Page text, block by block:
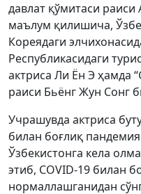
давлат қўмитаси
маълум қилишича,
Кореядаги
Республикасидаги
актриса Ли Ён Э ҳамда
раиси Бьёнг Жун Сонг
Учрашувда актриса
билан боғлиқ
Ўзбекистонга кела
этиб, COVID-19 билан
нормаллашганидан